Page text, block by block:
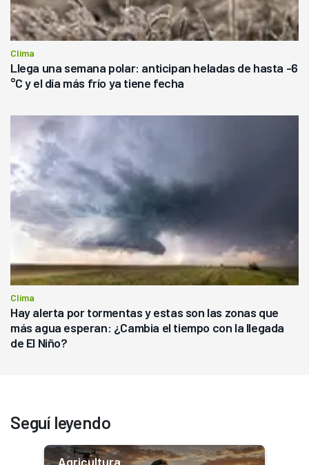
Clima
Llega una semana polar: anticipan heladas de hasta -6
°C y el día más frío ya tiene fecha
Clima
Hay alerta por tormentas y estas son las zonas que
más agua esperan: ¿Cambia el tiempo con la llegada
de El Niño?
Seguí leyendo
Agricultura